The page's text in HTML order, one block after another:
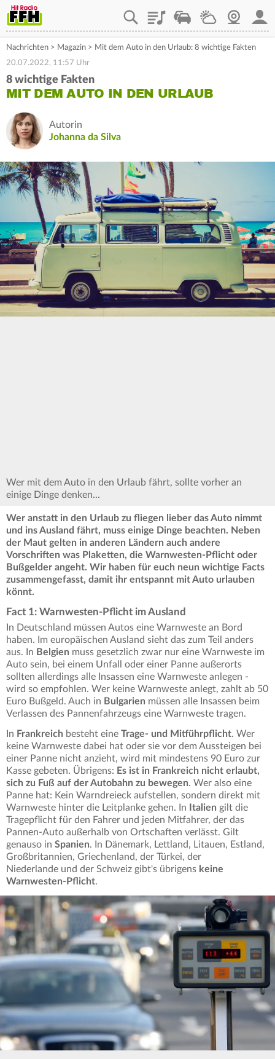
PlaylistStaupilotWetterWebcam
Nachrichten > Magazin > Mit dem Auto in den Urlaub: 8 wichtige Fakten
20.07.2022, 11:57 Uhr
8 wichtige Fakten
MIT DEM AUTO IN DEN URLAUB
Autorin
Johanna da Silva
Wer mit dem Auto in den Urlaub fährt, sollte vorher an
einige Dinge denken...
Wer anstatt in den Urlaub zu fliegen lieber das Auto nimmt
und ins Ausland fährt, muss einige Dinge beachten. Neben
der Maut gelten in anderen Ländern auch andere
Vorschriften was Plaketten, die Warnwesten-Pflicht oder
Bußgelder angeht. Wir haben für euch neun wichtige Facts
zusammengefasst, damit ihr entspannt mit Auto urlauben
könnt.
Fact 1: Warnwesten-Pflicht im Ausland
In Deutschland müssen Autos eine Warnweste an Bord
haben. Im europäischen Ausland sieht das zum Teil anders
aus. In Belgien muss gesetzlich zwar nur eine Warnweste im
Auto sein, bei einem Unfall oder einer Panne außerorts
sollten allerdings alle Insassen eine Warnweste anlegen -
wird so empfohlen. Wer keine Warnweste anlegt, zahlt ab 50
Euro Bußgeld. Auch in Bulgarien müssen alle Insassen beim
Verlassen des Pannenfahrzeugs eine Warnweste tragen.
In Frankreich besteht eine Trage- und Mitführpflicht. Wer
keine Warnweste dabei hat oder sie vor dem Aussteigen bei
einer Panne nicht anzieht, wird mit mindestens 90 Euro zur
Kasse gebeten. Übrigens: Es ist in Frankreich nicht erlaubt,
sich zu Fuß auf der Autobahn zu bewegen. Wer also eine
Panne hat: Kein Warndreieck aufstellen, sondern direkt mit
Warnweste hinter die Leitplanke gehen. In
Italien gilt die
Tragepflicht für den Fahrer und jeden Mitfahrer, der das
Pannen-Auto außerhalb von Ortschaften verlässt. Gilt
genauso in Spanien. In Dänemark, Lettland, Litauen, Estland,
Großbritannien, Griechenland, der Türkei, der
Niederlande und der Schweiz gibt's übrigens keine
Warnwesten-Pflicht.